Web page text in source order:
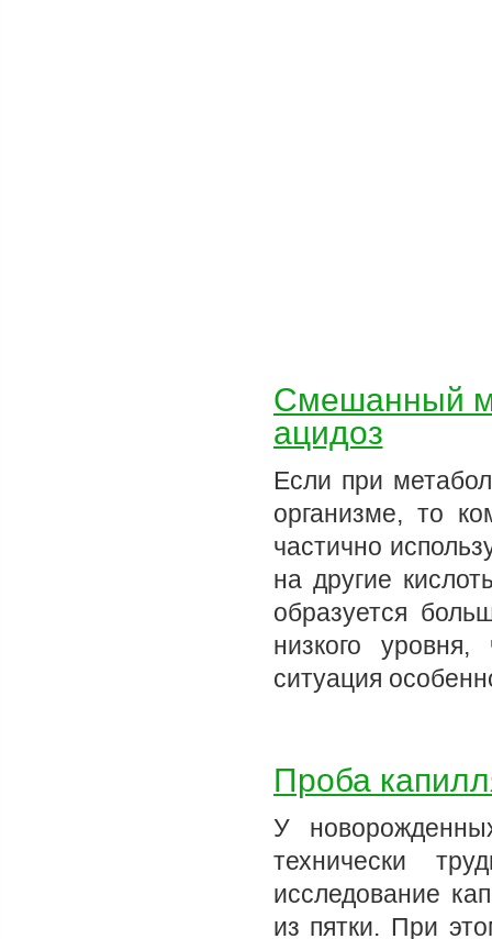
Смешанный
ацидоз
Если при
организме, то
частично
на другие
образуется
низкого
ситуация
Проба
У
технически
исследование
из пятки. При